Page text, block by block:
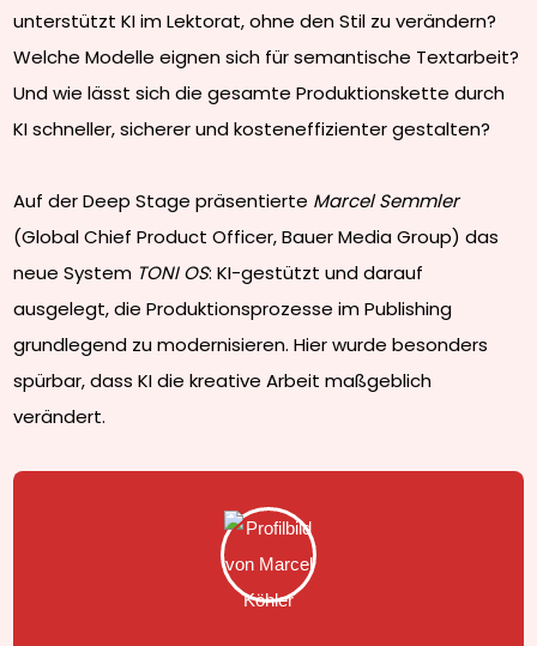
unterstützt KI im Lektorat, ohne den Stil zu verändern?
Welche Modelle eignen sich für semantische Textarbeit?
Und wie lässt sich die gesamte Produktionskette durch
KI schneller, sicherer und kosteneffizienter gestalten?
Auf der Deep Stage präsentierte Marcel Semmler
(Global Chief Product Officer, Bauer Media Group) das
neue System TONI OS: KI-gestützt und darauf
ausgelegt, die Produktionsprozesse im Publishing
grundlegend zu modernisieren. Hier wurde besonders
spürbar, dass KI die kreative Arbeit maßgeblich
verändert.